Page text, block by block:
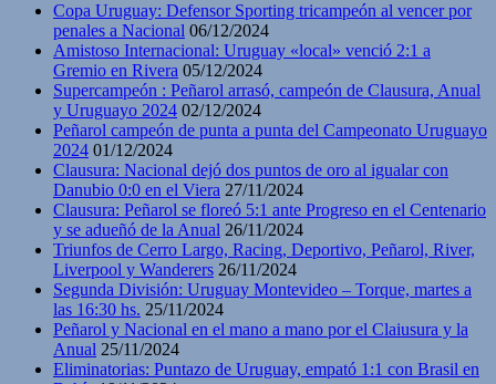
Copa Uruguay: Defensor Sporting tricampeón al vencer por
penales a Nacional 06/12/2024
Amistoso Internacional: Uruguay «local» venció 2:1 a
Gremio en Rivera 05/12/2024
Supercampeón : Peñarol arrasó, campeón de Clausura, Anual
y Uruguayo 2024 02/12/2024
Peñarol campeón de punta a punta del Campeonato Uruguayo
2024 01/12/2024
Clausura: Nacional dejó dos puntos de oro al igualar con
Danubio 0:0 en el Viera 27/11/2024
Clausura: Peñarol se floreó 5:1 ante Progreso en el Centenario
y se adueñó de la Anual 26/11/2024
Triunfos de Cerro Largo, Racing, Deportivo, Peñarol, River,
Liverpool y Wanderers 26/11/2024
Segunda División: Uruguay Montevideo – Torque, martes a
las 16:30 hs. 25/11/2024
Peñarol y Nacional en el mano a mano por el Claiusura y la
Anual 25/11/2024
Eliminatorias: Puntazo de Uruguay, empató 1:1 con Brasil en